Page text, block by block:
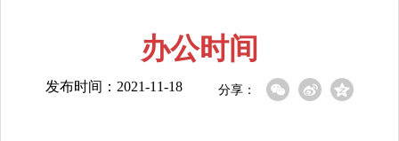
办公时间
发布时间：2021-11-18 分享：